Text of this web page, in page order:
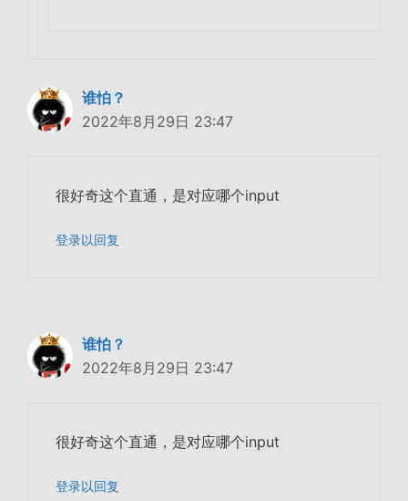
谁怕？
2022年8月29日 23:47
很好奇这个直通，是对应哪个input
登录以回复
谁怕？
2022年8月29日 23:47
很好奇这个直通，是对应哪个input
登录以回复